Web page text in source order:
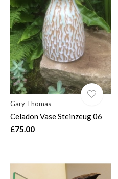
Gary Thomas
Celadon Vase Steinzeug 06
£75.00